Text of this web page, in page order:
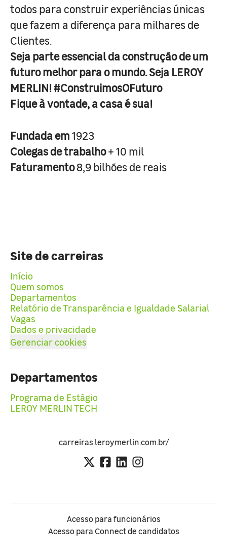
todos para construir experiências únicas
que fazem a diferença para milhares de
Clientes.
Seja parte essencial da construção de um
futuro melhor para o mundo. Seja LEROY
MERLIN! #ConstruimosOFuturo
Fique à vontade, a casa é sua!
Fundada em1923
Colegas de trabalho+ 10 mil
Faturamento8,9 bilhões de reais
Site de carreiras
Início
Quem somos
Departamentos
Relatório de Transparência e Igualdade Salarial
Vagas
Dados e privacidade
Gerenciar cookies
Departamentos
Programa de Estágio
LEROY MERLIN TECH
carreiras.leroymerlin.com.br/
Acesso para funcionários
Acesso para Connect de candidatos